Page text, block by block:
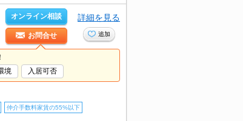
オンライン相談
お問合せ
詳細を見る
追加
境 入居可否
仲介手数料家賃の55%以下